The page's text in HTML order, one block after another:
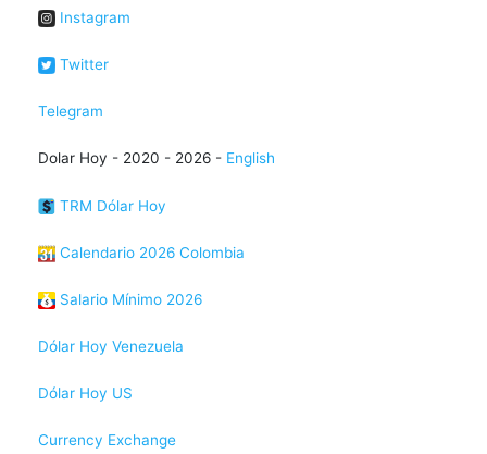
Instagram
Twitter
Telegram
Dolar Hoy - 2020 - 2026 - English
TRM Dólar Hoy
Calendario 2026 Colombia
Salario Mínimo 2026
Dólar Hoy Venezuela
Dólar Hoy US
Currency Exchange